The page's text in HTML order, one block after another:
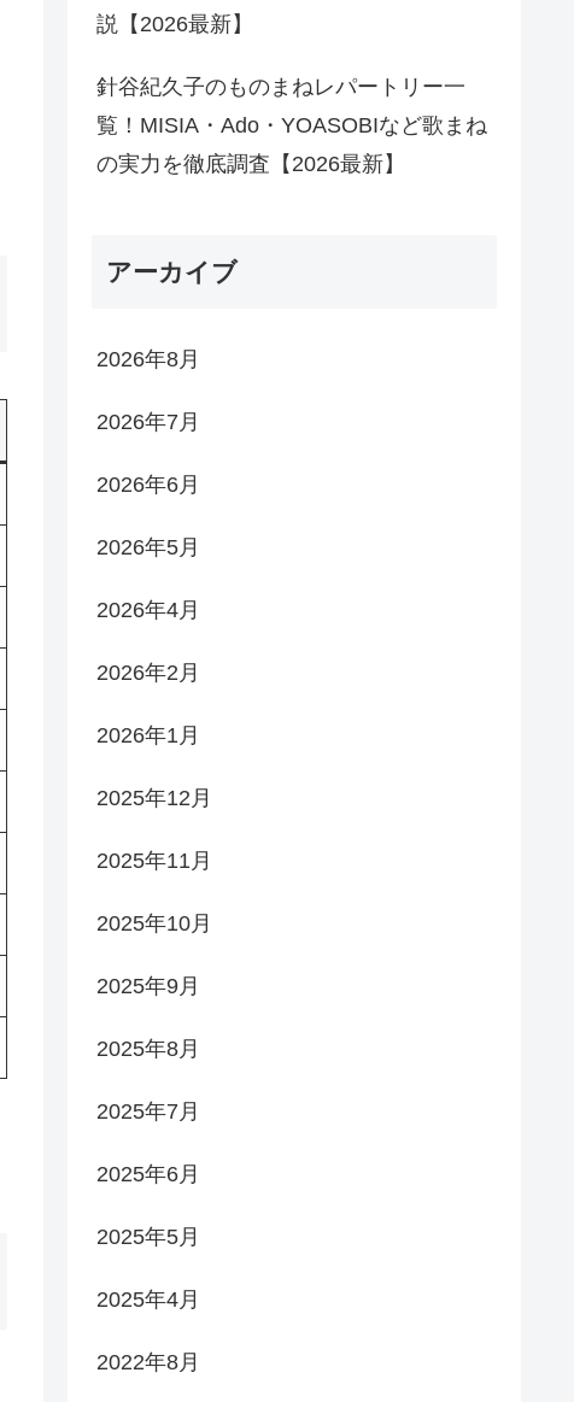
説【2026最新】
針谷紀久子のものまねレパートリー一
覧！MISIA・Ado・YOASOBIなど歌まね
の実力を徹底調査【2026最新】
アーカイブ
2026年8月
2026年7月
2026年6月
2026年5月
2026年4月
2026年2月
2026年1月
2025年12月
2025年11月
2025年10月
2025年9月
2025年8月
2025年7月
2025年6月
2025年5月
2025年4月
2022年8月